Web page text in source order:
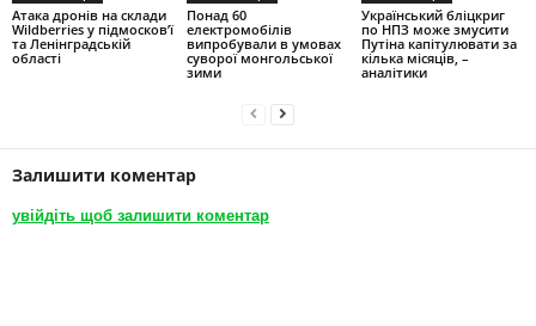
Атака дронів на склади
Wildberries у підмосков’ї
та Ленінградській
області
Понад 60
електромобілів
випробували в умовах
суворої монгольської
зими
Український бліцкриг
по НПЗ може змусити
Путіна капітулювати за
кілька місяців, –
аналітики
Залишити коментар
увійдіть щоб залишити коментар